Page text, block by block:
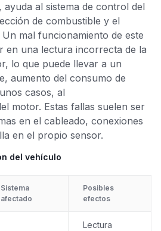
al sistema de control del
de combustible y el
mal funcionamiento de este
en una lectura incorrecta de la
lo que puede llevar a un
aumento del consumo de
casos, al
motor. Estas fallas suelen ser
en el cableado, conexiones
en el propio sensor.
del vehículo
Sistema
afectado
Posibles
efectos
Lectura